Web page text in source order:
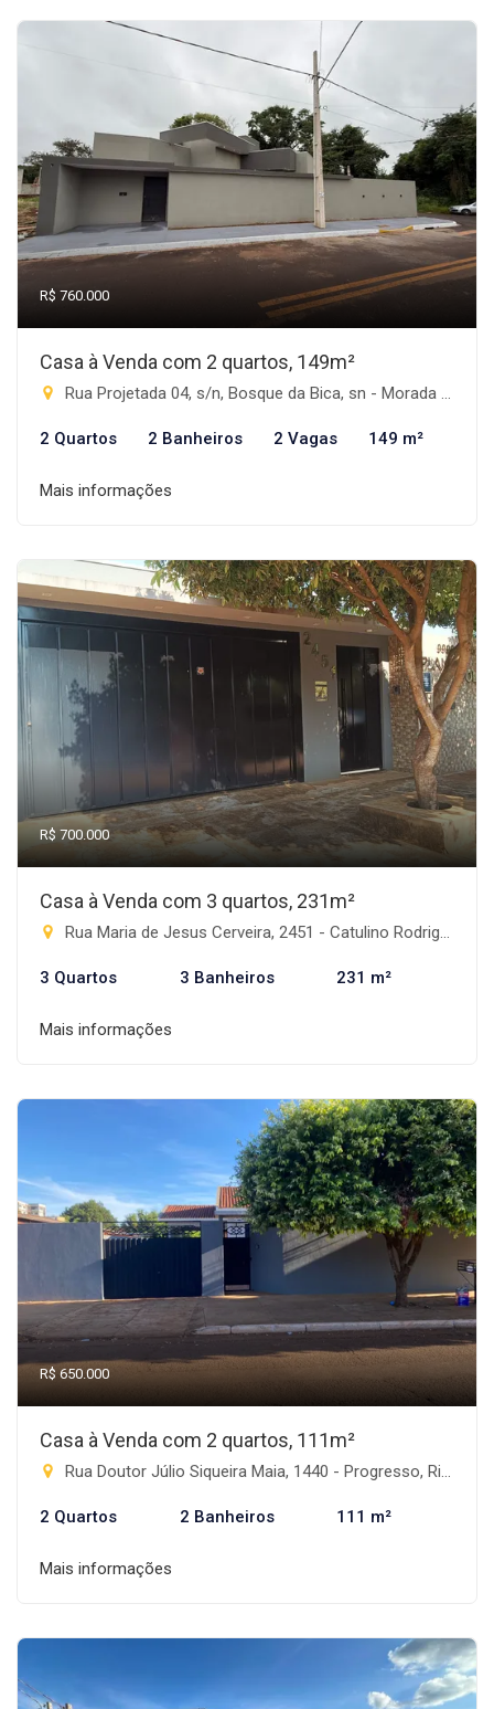
R$ 760.000
Casa à Venda com 2 quartos, 149m²
Rua Projetada 04, s/n, Bosque da Bica, sn - Morada do Sol, Rio Brilhante-MS
2 Quartos 2 Banheiros 2 Vagas 149 m²
Mais informações
R$ 700.000
Casa à Venda com 3 quartos, 231m²
Rua Maria de Jesus Cerveira, 2451 - Catulino Rodrigues de Lima, Rio Brilhante-MS
3 Quartos 3 Banheiros 231 m²
Mais informações
R$ 650.000
Casa à Venda com 2 quartos, 111m²
Rua Doutor Júlio Siqueira Maia, 1440 - Progresso, Rio Brilhante-MS
2 Quartos 2 Banheiros 111 m²
Mais informações